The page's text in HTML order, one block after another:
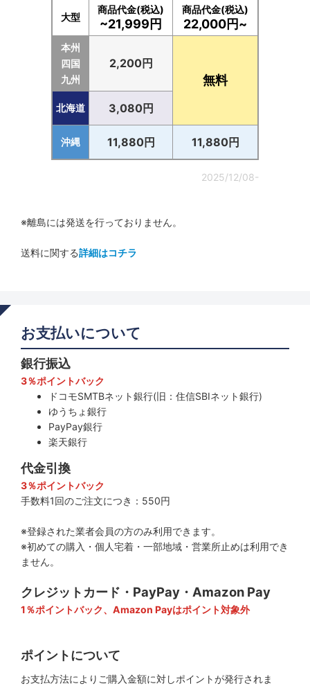
大型
商品代金(税込)
~21,999円
商品代金(税込)
22,000円~
本州
四国
九州
2,200円
無料
北海道 3,080円
沖縄 11,880円 11,880円
2025/12/08-
※離島には発送を行っておりません。
送料に関する詳細はコチラ
お支払いについて
銀行振込
3％ポイントバック
ドコモSMTBネット銀行(旧：住信SBIネット銀行)
ゆうちょ銀行
PayPay銀行
楽天銀行
代金引換
3％ポイントバック
手数料1回のご注文につき：550円
※登録された業者会員の方のみ利用できます。
※初めての購入・個人宅着・一部地域・営業所止めは利用でき
ません。
クレジットカード・PayPay・Amazon Pay
1％ポイントバック、Amazon Payはポイント対象外
ポイントについて
お支払方法によりご購入金額に対しポイントが発行されま